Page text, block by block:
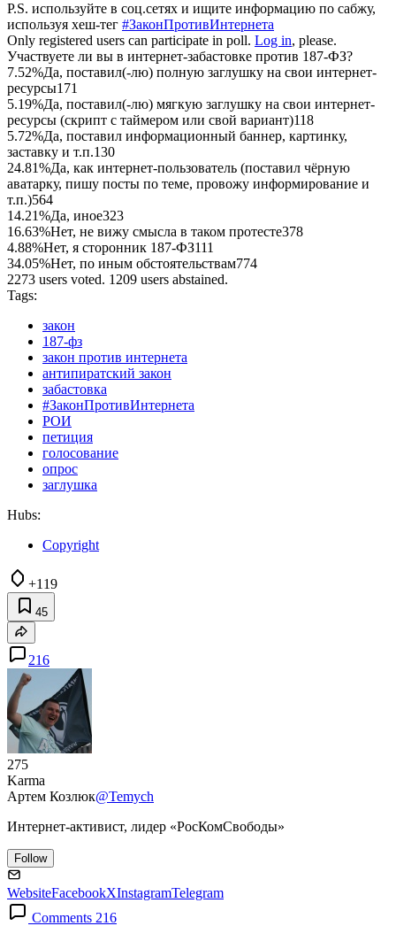
P.S. используйте в соц.сетях и ищите информацию по сабжу,
используя хеш-тег #ЗаконПротивИнтернета
Only registered users can participate in poll. Log in, please.
Участвуете ли вы в интернет-забастовке против 187-ФЗ?
7.52%Да, поставил(-лю) полную заглушку на свои интернет-
ресурсы171
5.19%Да, поставил(-лю) мягкую заглушку на свои интернет-
ресурсы (скрипт с таймером или свой вариант)118
5.72%Да, поставил информационный баннер, картинку,
заставку и т.п.130
24.81%Да, как интернет-пользователь (поставил чёрную
аватарку, пишу посты по теме, провожу информирование и
т.п.)564
14.21%Да, иное323
16.63%Нет, не вижу смысла в таком протесте378
4.88%Нет, я сторонник 187-ФЗ111
34.05%Нет, по иным обстоятельствам774
2273 users voted. 1209 users abstained.
Tags:
закон
187-фз
закон против интернета
антипиратский закон
забастовка
#ЗаконПротивИнтернета
РОИ
петиция
голосование
опрос
заглушка
Hubs:
Copyright
+119
45
216
275
Karma
Артем Козлюк@Temych
Интернет-активист, лидер «РосКомСвободы»
Follow
WebsiteFacebookXInstagramTelegram
Comments 216